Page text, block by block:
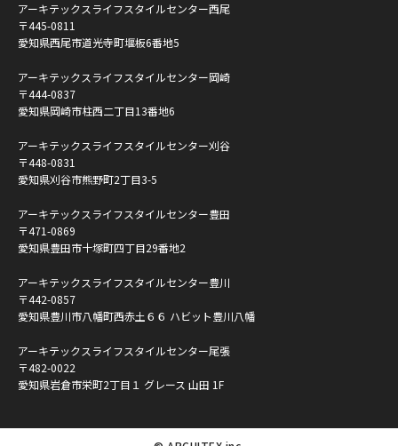
アーキテックスライフスタイルセンター西尾
〒445-0811
愛知県西尾市道光寺町堰板6番地5
アーキテックスライフスタイルセンター岡崎
〒444-0837
愛知県岡崎市柱西二丁目13番地6
アーキテックスライフスタイルセンター刈谷
〒448-0831
愛知県刈谷市熊野町2丁目3-5
アーキテックスライフスタイルセンター豊田
〒471-0869
愛知県豊田市十塚町四丁目29番地2
アーキテックスライフスタイルセンター豊川
〒442-0857
愛知県豊川市八幡町西赤土６６ ハビット豊川八幡
アーキテックスライフスタイルセンター尾張
〒482-0022
愛知県岩倉市栄町2丁目１ グレース 山田 1F